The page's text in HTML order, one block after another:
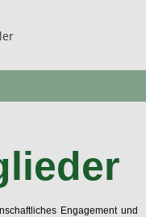
Engagement und